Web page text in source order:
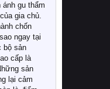
ánh gu thẩm
gia chủ.
chốn
ngay tại
bộ sản
cấp là
sản
lại cảm